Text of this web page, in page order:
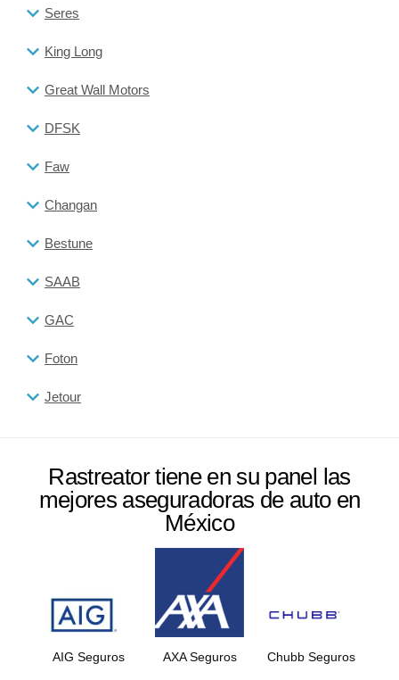
Seres
King Long
Great Wall Motors
DFSK
Faw
Changan
Bestune
SAAB
GAC
Foton
Jetour
Rastreator tiene en su panel las
mejores aseguradoras de auto en
México
AIG Seguros AXA Seguros Chubb Seguros